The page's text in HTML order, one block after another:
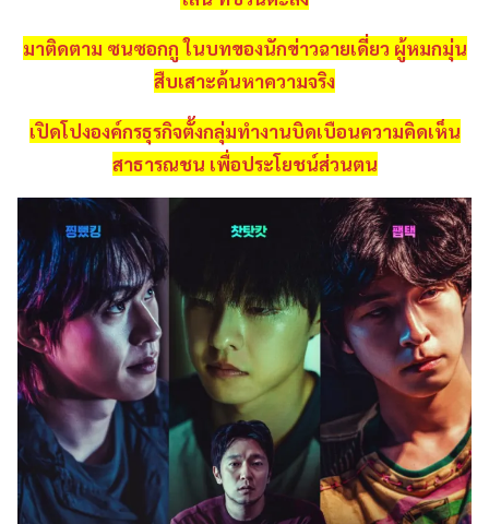
มาติดตาม ซนซอกกู ในบทของนักข่าวฉายเดี่ยว ผู้หมกมุ่น
สืบเสาะค้นหาความจริง
เปิดโปงองค์กรธุรกิจตั้งกลุ่มทำงานบิดเบือนความคิดเห็น
สาธารณชน เพื่อประโยชน์ส่วนตน